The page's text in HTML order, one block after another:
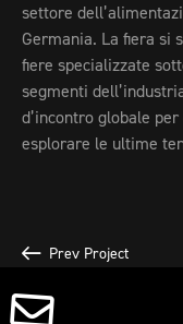
settore
Germania. La fiera si
fiere specializzate
segmenti
d’incontro globale
esplorare le ultime
Prev Project